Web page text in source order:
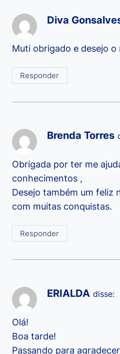
Diva
Muti obrigado e desejo o
Responder
Brenda Torres
Obrigada por ter me
conhecimentos ,
Desejo também um feliz
com muitas conquistas.
Responder
ERIALDA disse:
Olá!
Boa tarde!
Passando para